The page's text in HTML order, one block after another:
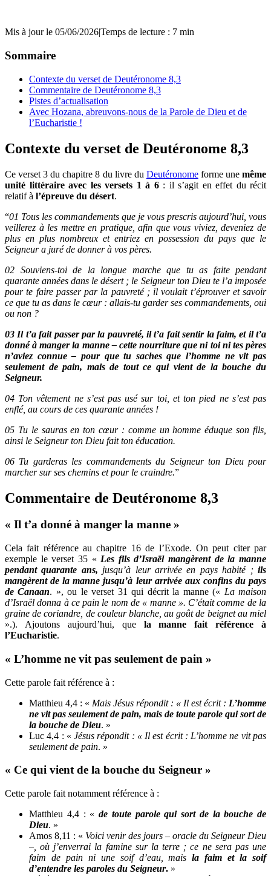
Mis à jour le 05/06/2026|Temps de lecture : 7 min
Sommaire
Contexte du verset de Deutéronome 8,3
Commentaire de Deutéronome 8,3
Pistes d’actualisation
Avec Hozana, abreuvons-nous de la Parole de Dieu et de
l’Eucharistie !
Contexte du verset de Deutéronome 8,3
Ce verset 3 du chapitre 8 du livre du Deutéronomeforme une même
unité littéraire avec les versets 1 à 6 : il s’agit en effet du récit
relatif à l’épreuve du désert.
“01 Tous les commandements que je vous prescris aujourd’hui, vous
veillerez à les mettre en pratique, afin que vous viviez, deveniez de
plus en plus nombreux et entriez en possession du pays que le
Seigneur a juré de donner à vos pères.
02 Souviens-toi de la longue marche que tu as faite pendant
quarante années dans le désert ; le Seigneur ton Dieu te l’a imposée
pour te faire passer par la pauvreté ; il voulait t’éprouver et savoir
ce que tu as dans le cœur : allais-tu garder ses commandements, oui
ou non ?
03 Il t’a fait passer par la pauvreté, il t’a fait sentir la faim, et il t’a
donné à manger la manne – cette nourriture que ni toi ni tes pères
n’aviez connue – pour que tu saches que l’homme ne vit pas
seulement de pain, mais de tout ce qui vient de la bouche du
Seigneur.
04 Ton vêtement ne s’est pas usé sur toi, et ton pied ne s’est pas
enflé, au cours de ces quarante années !
05 Tu le sauras en ton cœur : comme un homme éduque son fils,
ainsi le Seigneur ton Dieu fait ton éducation.
06 Tu garderas les commandements du Seigneur ton Dieu pour
marcher sur ses chemins et pour le craindre.”
Commentaire de Deutéronome 8,3
« Il t’a donné à manger la manne »
Cela fait référence au chapitre 16 de l’Exode. On peut citer par
exemple le verset 35 « Les fils d’Israël mangèrent de la manne
pendant quarante ans, jusqu’à leur arrivée en pays habité ;ils
mangèrent de la manne jusqu’à leur arrivée aux confins du pays
de Canaan. », ou le verset 31 qui décrit la manne (« La maison
d’Israël donna à ce pain le nom de « manne ». C’était comme de la
graine de coriandre, de couleur blanche, au goût de beignet au miel
».). Ajoutons aujourd’hui, que la manne fait référence à
l’Eucharistie.
« L’homme ne vit pas seulement de pain »
Cette parole fait référence à :
Matthieu 4,4 : « Mais Jésus répondit : « Il est écrit : L’homme
ne vit pas seulement de pain, mais de toute parole qui sort de
la bouche de Dieu. »
Luc 4,4 : «Jésus répondit : « Il est écrit : L’homme ne vit pas
seulement de pain. »
« Ce qui vient de la bouche du Seigneur »
Cette parole fait notamment référence à :
Matthieu 4,4 : « de toute parole qui sort de la bouche de
Dieu. »
Amos 8,11 : « Voici venir des jours – oracle du Seigneur Dieu
–, où j’enverrai la famine sur la terre ; ce ne sera pas une
faim de pain ni une soif d’eau, maisla faim et la soif
d’entendre les paroles du Seigneur. »